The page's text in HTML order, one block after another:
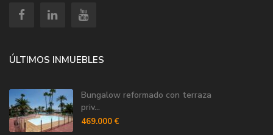
ÚLTIMOS INMUEBLES
Bungalow reformado con terraza
priv...
469.000 €